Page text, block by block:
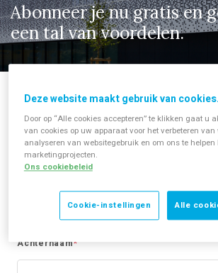
Abonneer je nu gratis en
een tal van voordelen.
Abonneer je hier!
Voornaam*
Achternaam*
Deze website maakt gebruik van cookies.
Door op “Alle cookies accepteren” te klikken gaat u
van cookies op uw apparaat voor het verbeteren
analyseren van websitegebruik en om ons te helpen
marketingprojecten.
Ons cookiebeleid
Alle
Cookie-instellingen